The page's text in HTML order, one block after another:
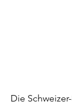
Die